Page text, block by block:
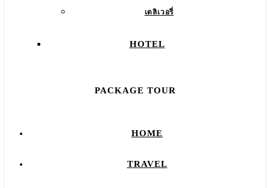
เดลิเวอรี่
HOTEL
PACKAGE TOUR
HOME
TRAVEL